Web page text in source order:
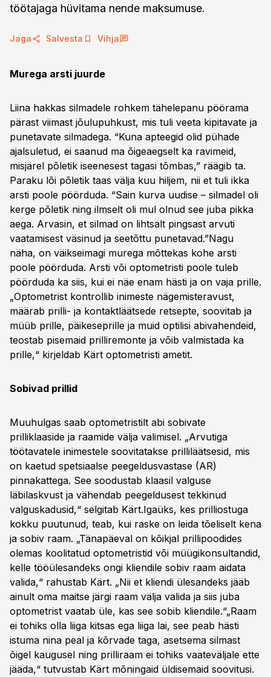
töötajaga hüvitama nende maksumuse.
Jaga Salvesta Vihja
Murega arsti juurde
Liina hakkas silmadele rohkem tähelepanu pöörama
pärast viimast jõulupuhkust, mis tuli veeta kipitavate ja
punetavate silmadega. “Kuna apteegid olid pühade
ajalsuletud, ei saanud ma õigeaegselt ka ravimeid,
misjärel põletik iseenesest tagasi tõmbas,” räägib ta.
Paraku lõi põletik taas välja kuu hiljem, nii et tuli ikka
arsti poole pöörduda. “Sain kurva uudise – silmadel oli
kerge põletik ning ilmselt oli mul olnud see juba pikka
aega. Arvasin, et silmad on lihtsalt pingsast arvuti
vaatamisest väsinud ja seetõttu punetavad.”Nagu
näha, on väikseimagi murega mõttekas kohe arsti
poole pöörduda. Arsti või optometristi poole tuleb
pöörduda ka siis, kui ei näe enam hästi ja on vaja prille.
„Optometrist kontrollib inimeste nägemisteravust,
määrab prilli- ja kontaktläätsede retsepte, soovitab ja
müüb prille, päikeseprille ja muid optilisi abivahendeid,
teostab pisemaid prilliremonte ja võib valmistada ka
prille,“ kirjeldab Kärt optometristi ametit.
Sobivad prillid
Muuhulgas saab optometristilt abi sobivate
prilliklaaside ja raamide välja valimisel. „Arvutiga
töötavatele inimestele soovitatakse prilliläätsesid, mis
on kaetud spetsiaalse peegeldusvastase (AR)
pinnakattega. See soodustab klaasil valguse
läbilaskvust ja vähendab peegeldusest tekkinud
valguskadusid,“ selgitab Kärt.Igaüks, kes prilliostuga
kokku puutunud, teab, kui raske on leida tõeliselt kena
ja sobiv raam. „Tänapäeval on kõikjal prillipoodides
olemas koolitatud optometristid või müügikonsultandid,
kelle tööülesandeks ongi kliendile sobiv raam aidata
valida,“ rahustab Kärt. „Nii et kliendi ülesandeks jääb
ainult oma maitse järgi raam välja valida ja siis juba
optometrist vaatab üle, kas see sobib kliendile.“„Raam
ei tohiks olla liiga kitsas ega liiga lai, see peab hästi
istuma nina peal ja kõrvade taga, asetsema silmast
õigel kaugusel ning prilliraam ei tohiks vaateväljale ette
jääda,“ tutvustab Kärt mõningaid üldisemaid soovitusi.